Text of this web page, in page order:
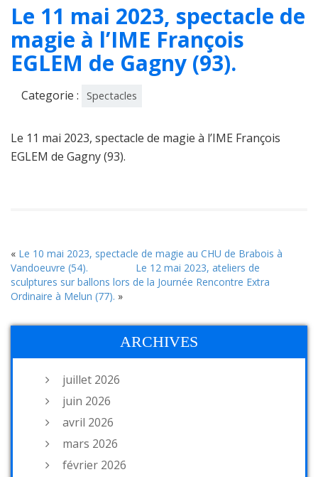
Le 11 mai 2023, spectacle de
magie à l’IME François
EGLEM de Gagny (93).
Categorie : Spectacles
Le 11 mai 2023, spectacle de magie à l’IME François
EGLEM de Gagny (93).
« Le 10 mai 2023, spectacle de magie au CHU de Brabois à
Vandoeuvre (54).
Le 12 mai 2023, ateliers de
sculptures sur ballons lors de la Journée Rencontre Extra
Ordinaire à Melun (77). »
ARCHIVES
juillet 2026
juin 2026
avril 2026
mars 2026
février 2026